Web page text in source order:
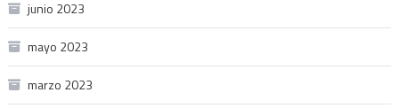
junio 2023
mayo 2023
marzo 2023